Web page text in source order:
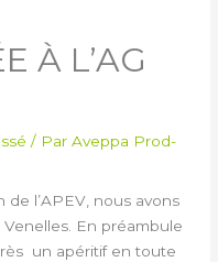
À L’AG
/ ParAveppa Prod-
de l’APEV, nous avons
En préambule
un apéritif en toute